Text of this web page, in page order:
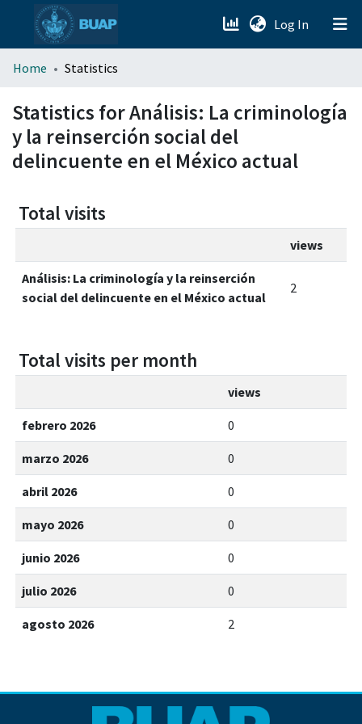
Log In (current)
menu.section.about_menu
All of DSpace
Home Statistics
Statistics for Análisis: La criminología
y la reinserción social del
delincuente en el México actual
Total visits
views
Análisis: La criminología y la reinserción
social del delincuente en el México actual
2
Total visits per month
views
febrero 2026 0
marzo 2026 0
abril 2026 0
mayo 2026 0
junio 2026 0
julio 2026 0
agosto 2026 2